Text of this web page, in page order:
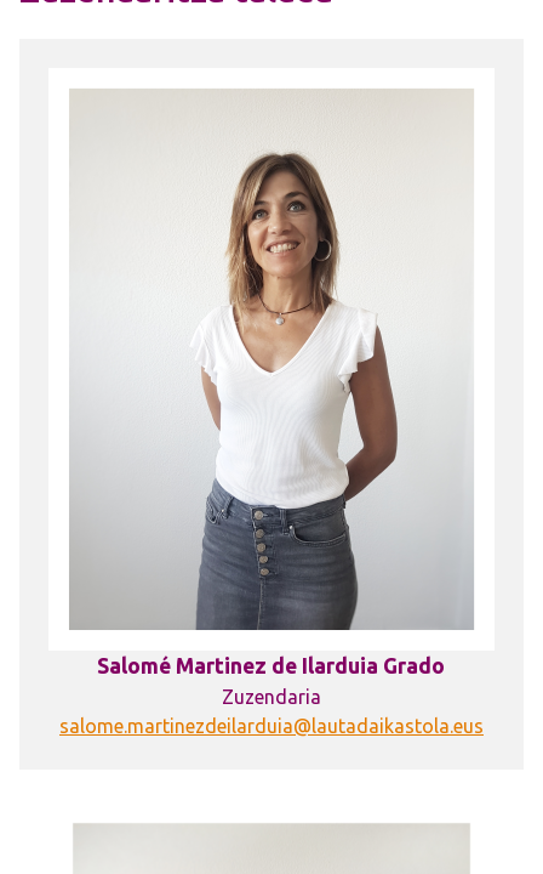
Salomé Martinez de Ilarduia Grado
Zuzendaria
salome.martinezdeilarduia@lautadaikastola.eus